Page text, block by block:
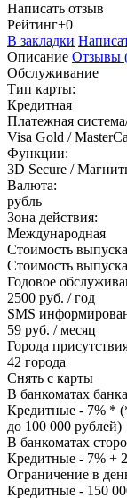
Написать отзыв
Рейтинг+0
В закладки
Описание Отзывы
Обслуживание
Тип карты:
Кредитная
Платежная
Visa Gold /
Функции:
3D Secure /
Валюта:
рубль
Зона действия:
Международная
Стоимость
Стоимость
Годовое
2500 руб. / год
SMS
59 руб. / месяц
Города
42 города
Снять с карты
В банкоматах
Кредитные - 7% *
до 100 000 рублей)
В банкоматах
Кредитные - 7% +
Ограничение в
Кредитные - 150